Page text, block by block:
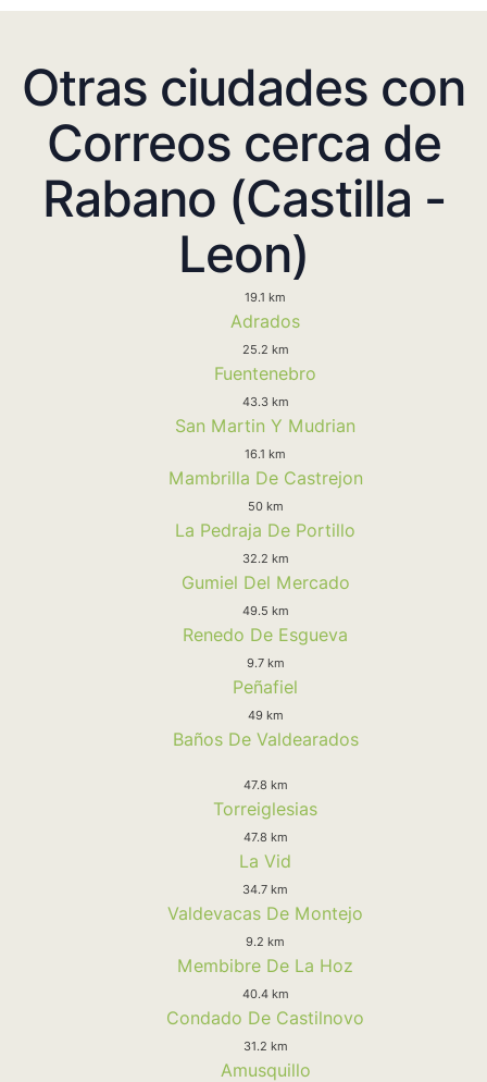
Otras ciudades con
Correos cerca de
Rabano (Castilla -
Leon)
19.1 km
Adrados
25.2 km
Fuentenebro
43.3 km
San Martin Y Mudrian
16.1 km
Mambrilla De Castrejon
50 km
La Pedraja De Portillo
32.2 km
Gumiel Del Mercado
49.5 km
Renedo De Esgueva
9.7 km
Peñafiel
49 km
Baños De Valdearados
47.8 km
Torreiglesias
47.8 km
La Vid
34.7 km
Valdevacas De Montejo
9.2 km
Membibre De La Hoz
40.4 km
Condado De Castilnovo
31.2 km
Amusquillo